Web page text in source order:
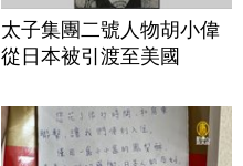
太子集團二號人物胡小偉
從日本被引渡至美國